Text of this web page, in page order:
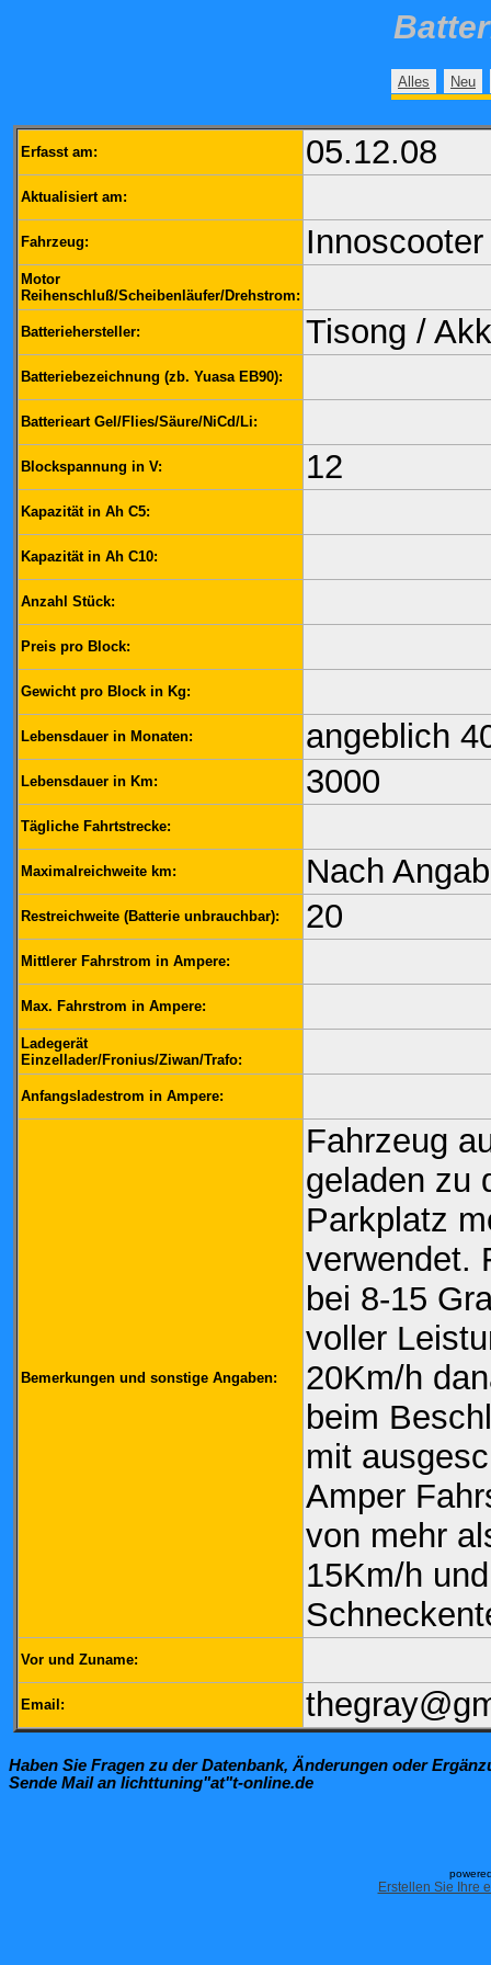
Alles Neu
Erfasst am: 05.12.08
Aktualisiert am:
Fahrzeug:
Motor
Reihenschluß/Scheibenläufer/Drehstrom:
Batteriehersteller: Tisong /
Batteriebezeichnung (zb. Yuasa EB90):
Batterieart Gel/Flies/Säure/NiCd/Li:
Blockspannung in V: 12
Kapazität in Ah C5:
Kapazität in Ah C10:
Anzahl Stück:
Preis pro Block:
Gewicht pro Block in Kg:
Lebensdauer in Monaten: angeblich
Lebensdauer in Km: 3000
Tägliche Fahrtstrecke:
Maximalreichweite km: Nach
Restreichweite (Batterie unbrauchbar): 20
Mittlerer Fahrstrom in Ampere:
Max. Fahrstrom in Ampere:
Ladegerät
Einzellader/Fronius/Ziwan/Trafo:
Anfangsladestrom in Ampere:
Bemerkungen und sonstige Angaben:
Fahrzeug
geladen zu
Parkplatz
verwendet.
bei 8-15
voller
20Km/h
beim
mit
Amper
von mehr
15Km/h
Vor und Zuname:
Email:
Haben Sie Fragen zu der Datenbank, Änderungen oder
Sende Mail an lichttuning"at"t-online.de
Erstellen Sie Ihre